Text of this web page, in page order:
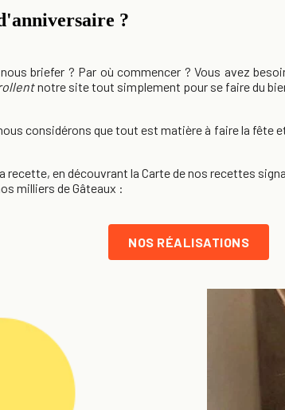
?
briefer ? Par où commencer ? Vous avez
notre site tout simplement pour se faire du
considérons que tout est matière à faire la fête
recette, en découvrant la Carte de nos recettes
milliers de Gâteaux :
NOS RÉALISATIONS